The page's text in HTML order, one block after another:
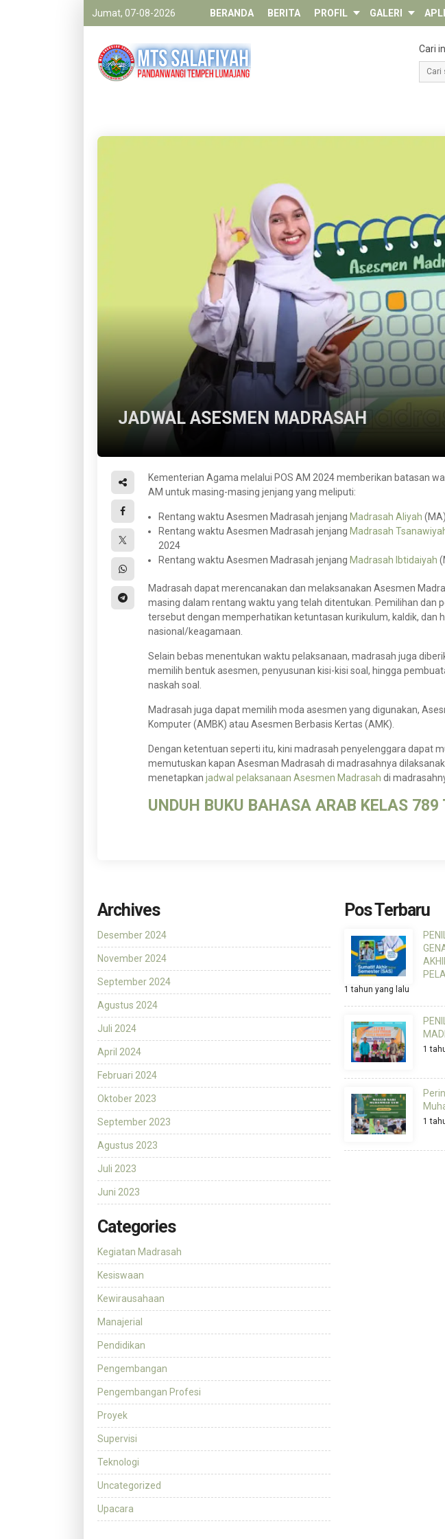
Jumat, 07-08-2026 BERANDA BERITA PROFIL GALERI
Cari
JADWAL ASESMEN MADRASAH
Kementerian Agama melalui POS AM 2024 memberikan batasan
AM untuk masing-masing jenjang yang meliputi:
Rentang waktu Asesmen Madrasah jenjang Madrasah Aliyah
Rentang waktu Asesmen Madrasah jenjang Madrasah
2024
Rentang waktu Asesmen Madrasah jenjang Madrasah Ibtidaiyah
Madrasah dapat merencanakan dan melaksanakan Asesmen
masing dalam rentang waktu yang telah ditentukan. Pemilihan dan
tersebut dengan memperhatikan ketuntasan kurikulum, kaldik, dan
nasional/keagamaan.
Selain bebas menentukan waktu pelaksanaan, madrasah juga
memilih bentuk asesmen, penyusunan kisi-kisi soal, hingga
naskah soal.
Madrasah juga dapat memilih moda asesmen yang digunakan,
Komputer (AMBK) atau Asesmen Berbasis Kertas (AMK).
Dengan ketentuan seperti itu, kini madrasah penyelenggara dapat
memutuskan kapan Asesman Madrasah di madrasahnya
menetapkan jadwal pelaksanaan Asesmen Madrasah di
UNDUH BUKU BAHASA ARAB KELAS 789
Archives
Desember 2024
November 2024
September 2024
Agustus 2024
Juli 2024
April 2024
Februari 2024
Oktober 2023
September 2023
Agustus 2023
Juli 2023
Juni 2023
Categories
Kegiatan Madrasah
Kesiswaan
Kewirausahaan
Manajerial
Pendidikan
Pengembangan
Pengembangan Profesi
Proyek
Supervisi
Teknologi
Uncategorized
Upacara
Pos Terbaru
1 tahun yang lalu
1
1